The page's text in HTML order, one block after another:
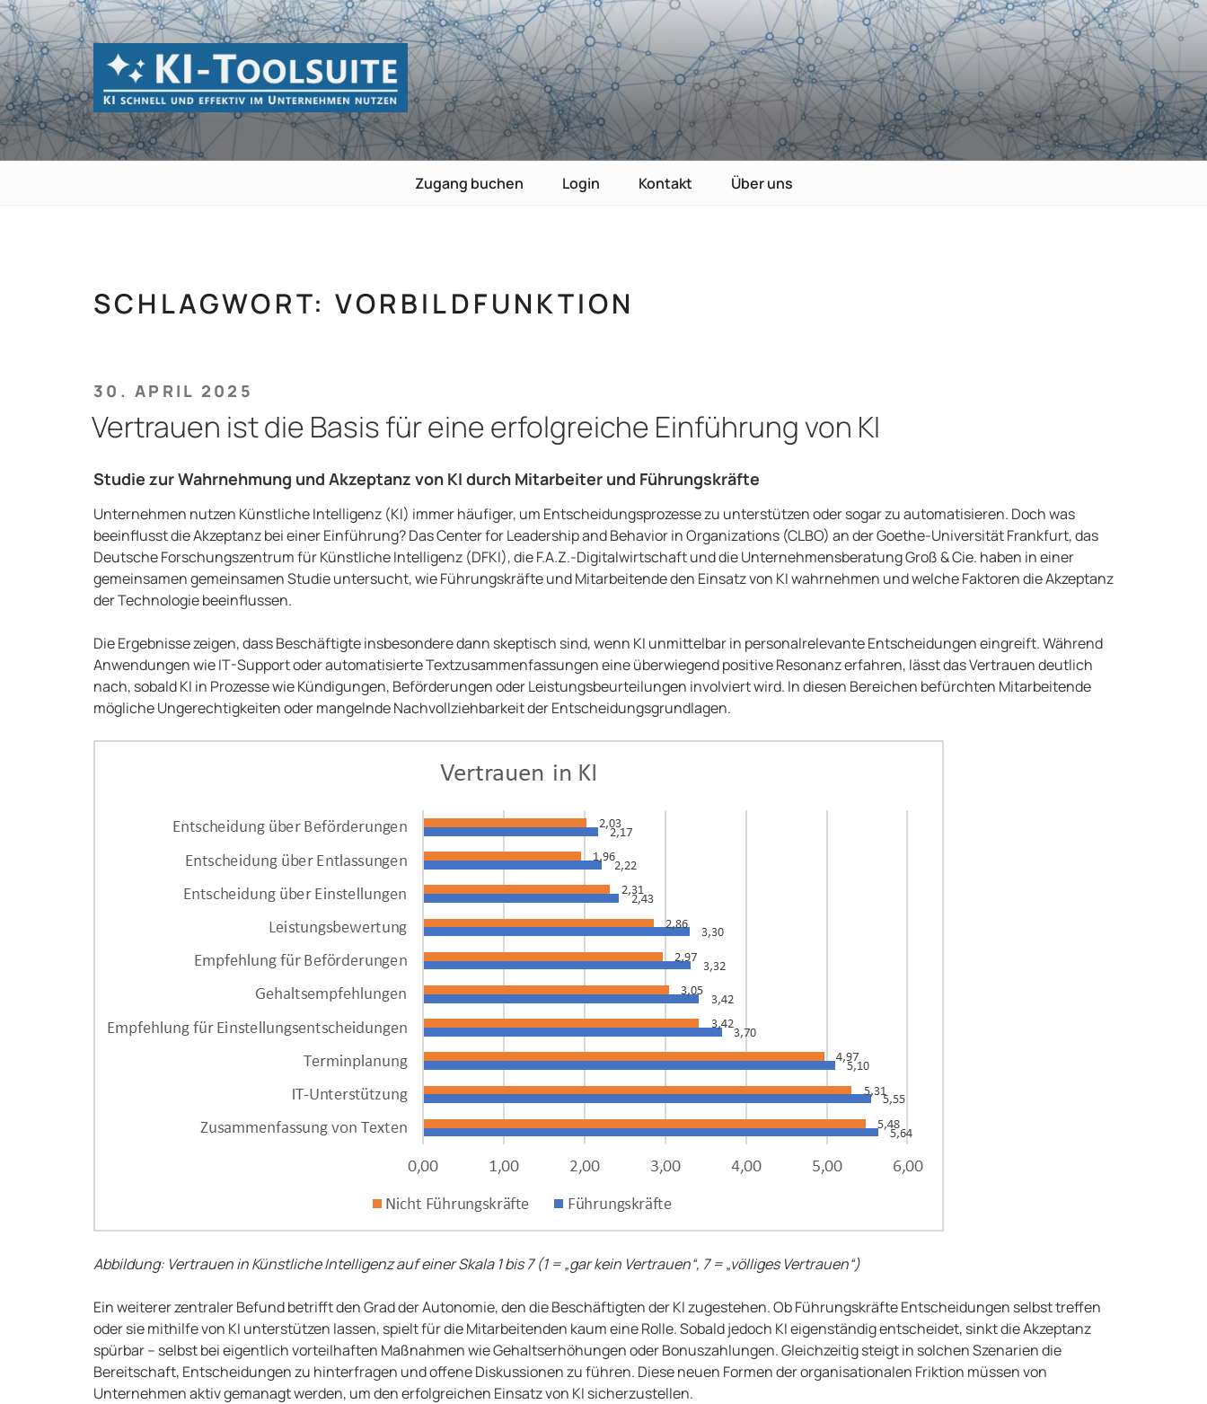
Zum
Inhalt
springen
KI-TOOLSUITE
KI schnell und effektiv im Unternehmen nutzen
Zugang buchen Login Kontakt Über uns
SCHLAGWORT:VORBILDFUNKTION
VERÖFFENTLICHT
AM
30. APRIL 2025
Vertrauen ist die Basis für eine erfolgreiche Einführung von KI
Studie zur Wahrnehmung und Akzeptanz von KI durch Mitarbeiter und Führungskräfte
Unternehmen nutzen Künstliche Intelligenz (KI) immer häufiger, um Entscheidungsprozesse zu unterstützen oder sogar zu automatisieren. Doch was
beeinflusst die Akzeptanz bei einer Einführung? Das Center for Leadership and Behavior in Organizations (CLBO) an der Goethe-Universität Frankfurt, das
Deutsche Forschungszentrum für Künstliche Intelligenz (DFKI), die F.A.Z.-Digitalwirtschaft und die Unternehmensberatung Groß & Cie. haben in einer
gemeinsamen gemeinsamen Studie untersucht, wie Führungskräfte und Mitarbeitende den Einsatz von KI wahrnehmen und welche Faktoren die Akzeptanz
der Technologie beeinflussen.
Die Ergebnisse zeigen, dass Beschäftigte insbesondere dann skeptisch sind, wenn KI unmittelbar in personalrelevante Entscheidungen eingreift. Während
Anwendungen wie IT-Support oder automatisierte Textzusammenfassungen eine überwiegend positive Resonanz erfahren, lässt das Vertrauen deutlich
nach, sobald KI in Prozesse wie Kündigungen, Beförderungen oder Leistungsbeurteilungen involviert wird. In diesen Bereichen befürchten Mitarbeitende
mögliche Ungerechtigkeiten oder mangelnde Nachvollziehbarkeit der Entscheidungsgrundlagen.
Abbildung: Vertrauen in Künstliche Intelligenz auf einer Skala 1 bis 7 (1 = „gar kein Vertrauen“, 7 = „völliges Vertrauen“)
Ein weiterer zentraler Befund betrifft den Grad der Autonomie, den die Beschäftigten der KI zugestehen. Ob Führungskräfte Entscheidungen selbst treffen
oder sie mithilfe von KI unterstützen lassen, spielt für die Mitarbeitenden kaum eine Rolle. Sobald jedoch KI eigenständig entscheidet, sinkt die Akzeptanz
spürbar – selbst bei eigentlich vorteilhaften Maßnahmen wie Gehaltserhöhungen oder Bonuszahlungen. Gleichzeitig steigt in solchen Szenarien die
Bereitschaft, Entscheidungen zu hinterfragen und offene Diskussionen zu führen. Diese neuen Formen der organisationalen Friktion müssen von
Unternehmen aktiv gemanagt werden, um den erfolgreichen Einsatz von KI sicherzustellen.